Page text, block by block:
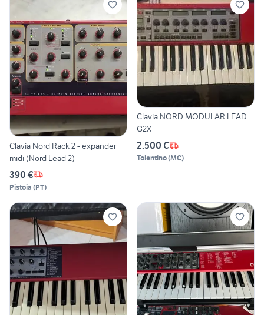
Clavia Nord Rack 2 - expander
midi (Nord Lead 2)
390 €
Pistoia (PT)
Clavia NORD MODULAR LEAD
G2X
2.500 €
Tolentino(MC)